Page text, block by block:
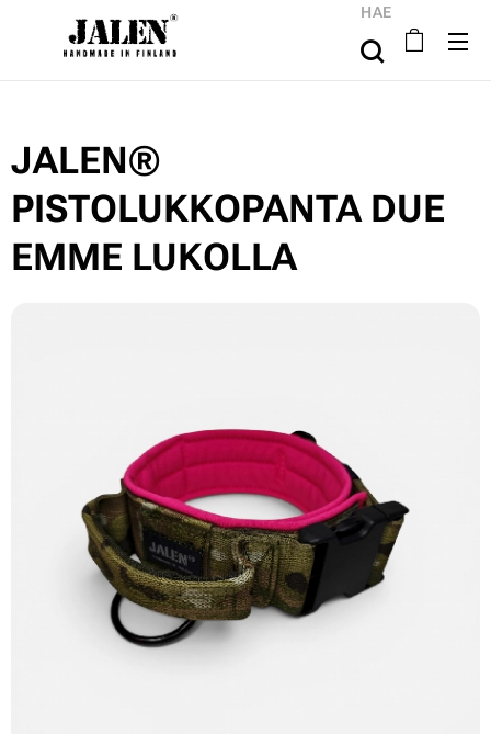
HAE
JALEN®
PISTOLUKKOPANTA DUE
EMME LUKOLLA